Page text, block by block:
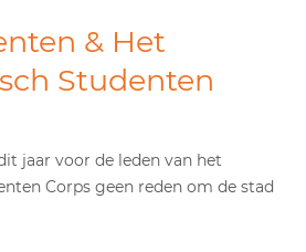
& Het
Studenten
jaar voor de leden van het
Corps geen reden om de stad